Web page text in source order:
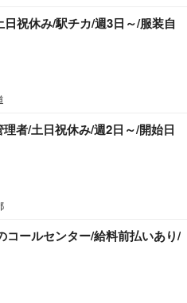
祝休み/駅チカ/週3日～/服装自
者/土日祝休み/週2日～/開始日
コールセンター/給料前払いあり/